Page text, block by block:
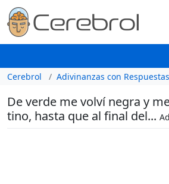
Cerebrol Adivinanzas con Respuestas
De verde me volví negra y
tino, hasta que al final del...